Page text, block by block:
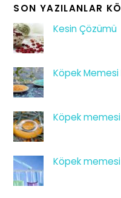
SON YAZILANLAR
Kesin Çözümü
Köpek Memesi
Köpek
Köpek